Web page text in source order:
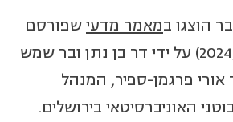
מאמר מדעישפורסם
באפריל האחרון (2024) על ידי דר בן נתן ובר שמש
פרגמן-ספיר, המנהל
האוניברסיטאי בירושלים.